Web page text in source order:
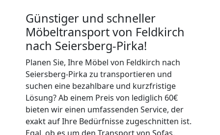
Günstiger und schneller
Möbeltransport von Feldkirch
nach Seiersberg-Pirka!
Planen Sie, Ihre Möbel von Feldkirch nach
Seiersberg-Pirka zu transportieren und
suchen eine bezahlbare und kurzfristige
Lösung? Ab einem Preis von lediglich 60€
bieten wir einen umfassenden Service, der
exakt auf Ihre Bedürfnisse zugeschnitten ist.
Kleiner
Umzug
Feldkirch
Küchenumzug